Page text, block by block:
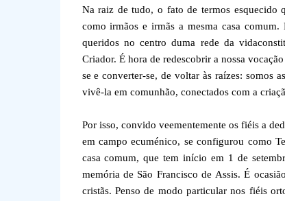
Na raiz de tudo, o fato de termos esquecido
como irmãos e irmãs a mesma casa
queridos no centro duma rede da
Criador. É hora de redescobrir a nossa
se e converter-se, de voltar às raízes: somos
vivê-la em comunhão, conectados com a
Por isso, convido veementemente os fiéis a
em campo ecuménico, se configurou como
casa comum, que tem início em 1 de
memória de São Francisco de Assis. É
cristãs. Penso de modo particular nos fiéis